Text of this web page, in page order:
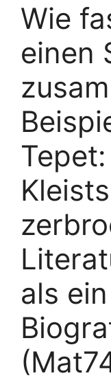
Wie
einen
als